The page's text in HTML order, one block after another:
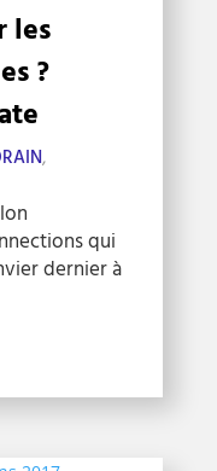
les
?
,
qui
dernier à